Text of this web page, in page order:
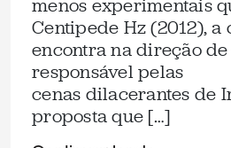
menos experimentais
Centipede Hz (2012), a
encontra na direção de
responsável pelas
cenas dilacerantes de
proposta que […]